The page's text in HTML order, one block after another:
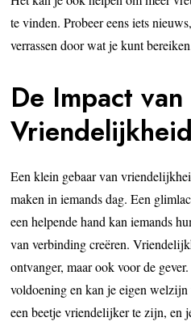
te vinden. Probeer eens iets
verrassen door wat je kunt
De Impact van
Vriendelijkheid
Een klein gebaar van
maken in iemands dag. Een
een helpende hand kan iemands
van verbinding creëren.
ontvanger, maar ook voor de
voldoening en kan je eigen welzijn
een beetje vriendelijker te zijn, en